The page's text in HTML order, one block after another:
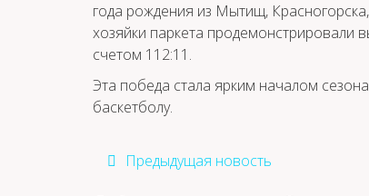
года рождения из Мытищ,
хозяйки паркета продемонстрировали
счетом 112:11.
Эта победа стала ярким началом
баскетболу.
Предыдущая новость